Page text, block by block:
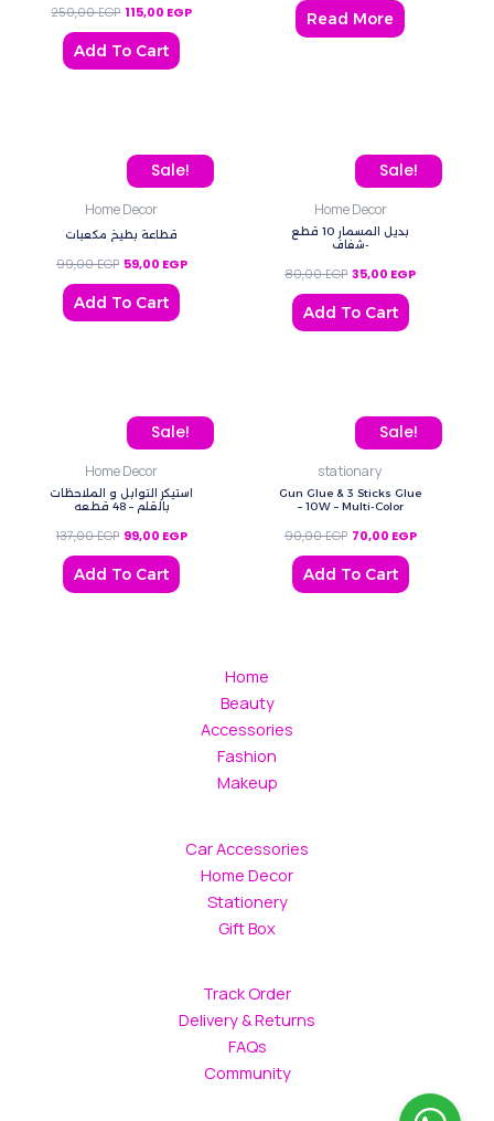
250,00EGP 115,00 EGP
Add To Cart
Read More
Sale!
Home Decor
قطاعة بطيخ مكعبات
99,00EGP
Original price was: 99,00 EGP.
59,00 EGP
Current price is: 59,00 EGP.
Add To Cart
Sale!
Home Decor
بديل المسمار 10 قطع
-شفاف
80,00EGP
Original price was:
35,00 EGP
Current price
Add To Cart
Sale!
Home Decor
استيكر التوابل و الملاحظات
بالقلم – 48 قطعه
137,00EGP
Original price was: 137,00 EGP.
99,00 EGP
Current price is: 99,00 EGP.
Add To Cart
Sale!
stationary
Gun Glue & 3 Sticks Glue
– 10W – Multi-Color
90,00EGP
Original price was:
70,00 EGP
Current price
Add To Cart
Home
Beauty
Accessories
Fashion
Makeup
Car Accessories
Home Decor
Stationery
Gift Box
Track Order
Delivery & Returns
FAQs
Community